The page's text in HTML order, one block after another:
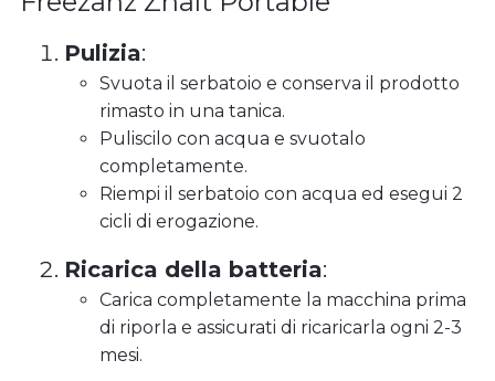
Pulizia:
Svuota il serbatoio e conserva il prodotto
rimasto in una tanica.
Puliscilo con acqua e svuotalo
completamente.
Riempi il serbatoio con acqua ed esegui 2
cicli di erogazione.
Ricarica della batteria:
Carica completamente la macchina prima
di riporla e assicurati di ricaricarla ogni 2-3
mesi.